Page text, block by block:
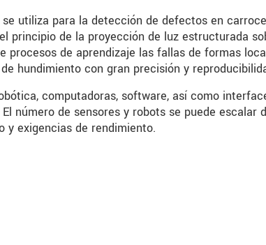
utiliza para la detección de defectos en
principio de la proyección de luz estructurada
de aprendizaje las fallas de formas
hundimiento con gran precisión y
computadoras, software, así como
número de sensores y robots se puede escalar
y exigencias de rendimiento.